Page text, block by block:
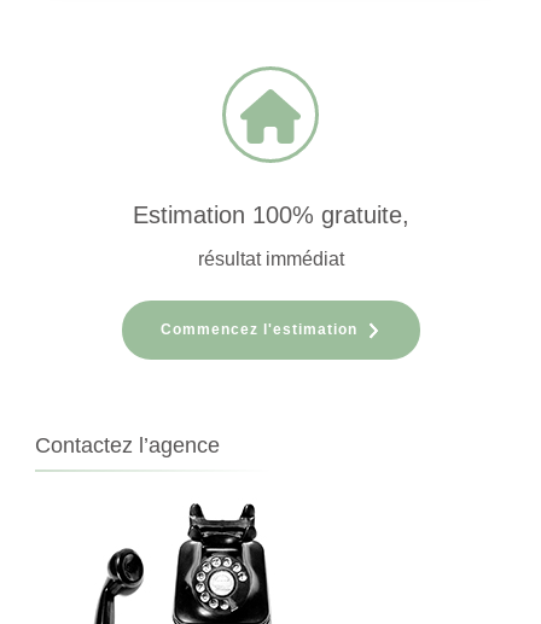
Estimation 100% gratuite,
résultat immédiat
Commencez l'estimation
Contactez l’agence